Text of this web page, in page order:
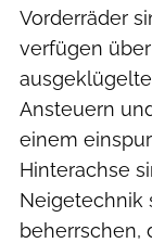
Vorderräder
verfügen
Ansteuern
einem
Hinterachse
Neigetechnik
beherrschen,